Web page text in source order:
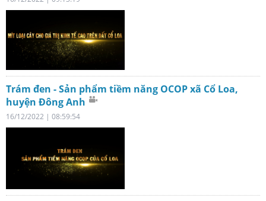
Trám đen - Sản phẩm tiềm năng OCOP xã Cổ Loa,
huyện Đông Anh
16/12/2022 | 08:59:54